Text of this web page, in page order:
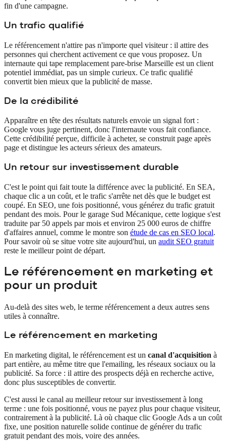
fin d'une campagne.
Un trafic qualifié
Le référencement n'attire pas n'importe quel visiteur : il attire des
personnes qui cherchent activement ce que vous proposez. Un
internaute qui tape remplacement pare-brise Marseille est un client
potentiel immédiat, pas un simple curieux. Ce trafic qualifié
convertit bien mieux que la publicité de masse.
De la crédibilité
Apparaître en tête des résultats naturels envoie un signal fort :
Google vous juge pertinent, donc l'internaute vous fait confiance.
Cette crédibilité perçue, difficile à acheter, se construit page après
page et distingue les acteurs sérieux des amateurs.
Un retour sur investissement durable
C'est le point qui fait toute la différence avec la publicité. En SEA,
chaque clic a un coût, et le trafic s'arrête net dès que le budget est
coupé. En SEO, une fois positionné, vous générez du trafic gratuit
pendant des mois. Pour le garage Sud Mécanique, cette logique s'est
traduite par 50 appels par mois et environ 25 000 euros de chiffre
d'affaires annuel, comme le montre son étude de cas en SEO local.
Pour savoir où se situe votre site aujourd'hui, un audit SEO gratuit
reste le meilleur point de départ.
Le référencement en marketing et
pour un produit
Au-delà des sites web, le terme référencement a deux autres sens
utiles à connaître.
Le référencement en marketing
En marketing digital, le référencement est un canal d'acquisition à
part entière, au même titre que l'emailing, les réseaux sociaux ou la
publicité. Sa force : il attire des prospects déjà en recherche active,
donc plus susceptibles de convertir.
C'est aussi le canal au meilleur retour sur investissement à long
terme : une fois positionné, vous ne payez plus pour chaque visiteur,
contrairement à la publicité. Là où chaque clic Google Ads a un coût
fixe, une position naturelle solide continue de générer du trafic
gratuit pendant des mois, voire des années.